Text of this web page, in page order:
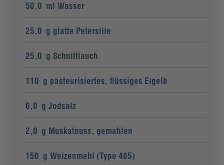
50,0 ml Wasser
25,0 g glatte Petersilie
25,0 g Schnittlauch
110 g pasteurisiertes, flüssiges Eigelb
6,0 g Jodsalz
2,0 g Muskatnuss, gemahlen
150 g Weizenmehl (Type 405)